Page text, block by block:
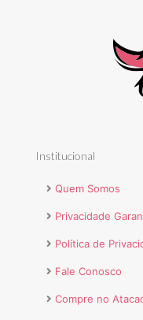
Institucional
Quem Somos
Privacidade
Política de
Fale Conosco
Compre no